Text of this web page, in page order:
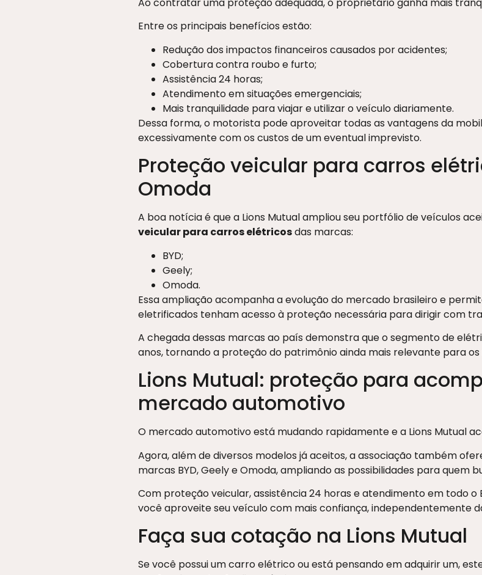
Entre os principais benefícios estão:
Redução dos impactos financeiros causados por acidentes;
Cobertura contra roubo e furto;
Assistência 24 horas;
Atendimento em situações emergenciais;
Mais tranquilidade para viajar e utilizar o veículo diariamente.
Dessa forma, o motorista pode aproveitar todas as vantagens da
excessivamente com os custos de um eventual imprevisto.
Proteção veicular para carros
Omoda
A boa notícia é que a Lions Mutual ampliou seu portfólio de veículos
veicular para carros elétricosdas marcas:
BYD;
Geely;
Omoda.
Essa ampliação acompanha a evolução do mercado brasileiro e
eletrificados tenham acesso à proteção necessária para dirigir com
A chegada dessas marcas ao país demonstra que o segmento de
anos, tornando a proteção do patrimônio ainda mais relevante para
Lions Mutual: proteção para
mercado automotivo
O mercado automotivo está mudando rapidamente e a Lions Mutual
Agora, além de diversos modelos já aceitos, a associação também
marcas BYD, Geely e Omoda, ampliando as possibilidades para quem
Com proteção veicular, assistência 24 horas e atendimento em todo o
você aproveite seu veículo com mais confiança, independentemente
Faça sua cotação na Lions Mutual
Se você possui um carro elétrico ou está pensando em adquirir um,